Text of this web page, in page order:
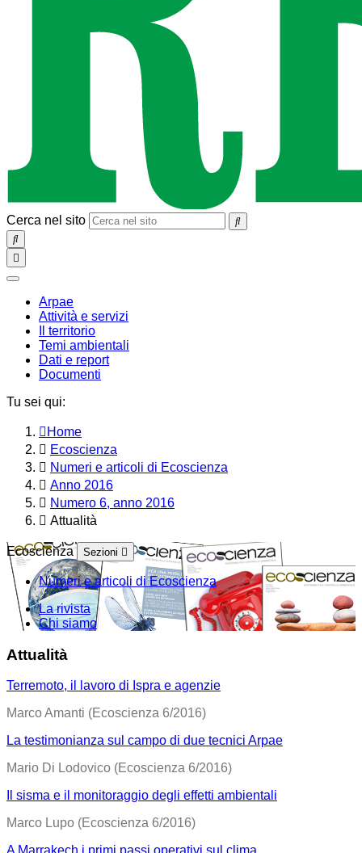
Cerca nel sito
SEARCH
Toggle
navigation
chiudi
Arpae
Attività e servizi
Il territorio
Temi ambientali
Dati e report
Documenti
Tu sei qui:
Home
Ecoscienza
Numeri e articoli di Ecoscienza
Anno 2016
Numero 6, anno 2016
Attualità
Ecoscienza Sezioni
Numeri e articoli di Ecoscienza
La rivista
Chi siamo
Attualità
Terremoto, il lavoro di Ispra e agenzie
Marco Amanti (Ecoscienza 6/2016)
La testimonianza sul campo di due tecnici Arpae
Mario Di Lodovico (Ecoscienza 6/2016)
Il sisma e il monitoraggio degli effetti ambientali
Marco Lupo (Ecoscienza 6/2016)